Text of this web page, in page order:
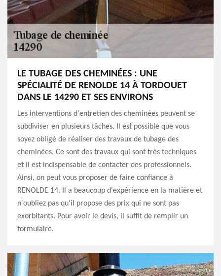
LE TUBAGE DES CHEMINÉES : UNE
SPÉCIALITÉ DE RENOLDE 14 À TORDOUET
DANS LE 14290 ET SES ENVIRONS
Les interventions d'entretien des cheminées peuvent se
subdiviser en plusieurs tâches. Il est possible que vous
soyez obligé de réaliser des travaux de tubage des
cheminées. Ce sont des travaux qui sont très techniques
et il est indispensable de contacter des professionnels.
Ainsi, on peut vous proposer de faire confiance à
RENOLDE 14. Il a beaucoup d'expérience en la matière et
n'oubliez pas qu'il propose des prix qui ne sont pas
exorbitants. Pour avoir le devis, il suffit de remplir un
formulaire.